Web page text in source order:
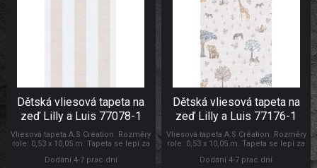
Dětská vliesová tapeta na
zeď Lilly a Luis 77078-1
Vliesová tapeta A.S Création. Rozměry
role: 0,53 x 10,05 m. Tapeta se lepí za
zeď. Vliesové tapety na zeď se
Dodání 4-7 prac.dní
Dětská vliesová tapeta na
zeď Lilly a Luis 77176-1
Vliesová tapeta A.S Création. Rozměry
role: 0,53 x 10,05 m. Tapeta se lepí za
zeď. Vliesové tapety na zeď se
Dodání 4-7 prac.dní